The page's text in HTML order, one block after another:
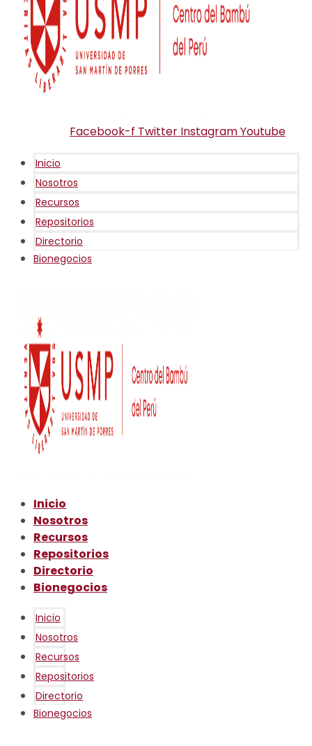
Facebook-f Twitter InstagramYoutube
Inicio
Nosotros
Recursos
Repositorios
Directorio
Bionegocios
Inicio
Nosotros
Recursos
Repositorios
Directorio
Bionegocios
Inicio
Nosotros
Recursos
Repositorios
Directorio
Bionegocios